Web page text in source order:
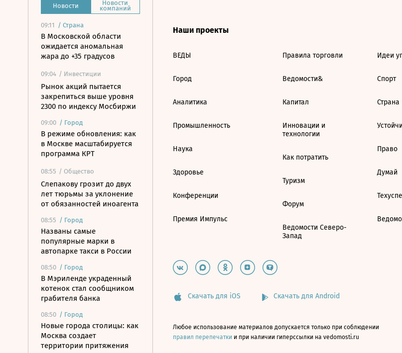
Новости Новости
компаний
09:11 / Страна
В Московской области
ожидается аномальная
жара до +35 градусов
09:04 / Инвестиции
Рынок акций пытается
закрепиться выше уровня
2300 по индексу Мосбиржи
09:00 / Город
В режиме обновления: как
в Москве масштабируется
программа КРТ
08:55 / Общество
Слепакову грозит до двух
лет тюрьмы за уклонение
от обязанностей иноагента
08:55 / Город
Названы самые
популярные марки в
автопарке такси в России
08:50 / Город
В Мэриленде украденный
котенок стал сообщником
грабителя банка
08:50 / Город
Новые города столицы: как
Москва создает
территории притяжения
Наши проекты
ВЕДЫ
Город
Аналитика
Промышленность
Наука
Здоровье
Конференции
Премия Импульс
Правила торговли
Ведомости&
Капитал
Инновации и
технологии
Как потратить
Туризм
Форум
Ведомости Северо-
Запад
Идеи
Спорт
Страна
Право
Думай
Скачать для iOS Скачать для Android
Любое использование материалов допускается только при соблюдении
правил перепечатки и при наличии гиперссылки на vedomosti.ru